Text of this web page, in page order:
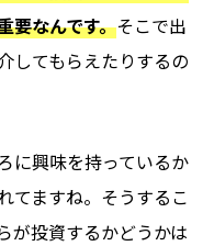
要なんです。そこで出
してもらえたりするの
に興味を持っているか
てますね。そうするこ
が投資するかどうかは